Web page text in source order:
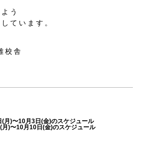
う
ています。
校舎
月)〜10月3日(金)のスケジュール
)〜10月10日(金)のスケジュール